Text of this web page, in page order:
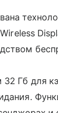
Гб для